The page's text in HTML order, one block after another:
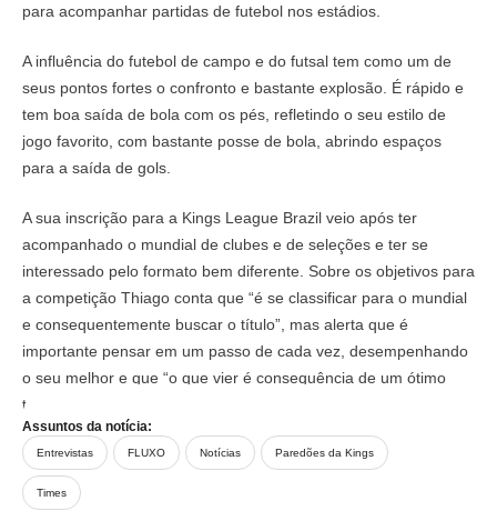
para acompanhar partidas de futebol nos estádios.
A influência do futebol de campo e do futsal tem como um de
seus pontos fortes o confronto e bastante explosão. É rápido e
tem boa saída de bola com os pés, refletindo o seu estilo de
jogo favorito, com bastante posse de bola, abrindo espaços
para a saída de gols.
A sua inscrição para a Kings League Brazil veio após ter
acompanhado o mundial de clubes e de seleções e ter se
interessado pelo formato bem diferente. Sobre os objetivos para
a competição Thiago conta que “é se classificar para o mundial
e consequentemente buscar o título”, mas alerta que é
importante pensar em um passo de cada vez, desempenhando
o seu melhor e que “o que vier é consequência de um ótimo
trabalho.”
Assuntos da notícia:
Entrevistas FLUXO Notícias Paredões da Kings
Times